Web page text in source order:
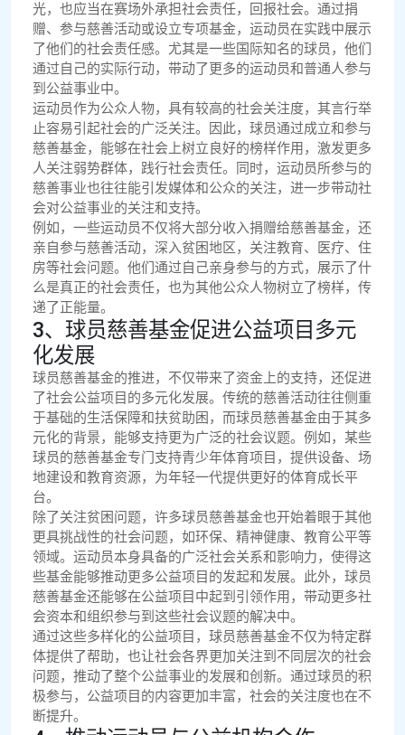
光，也应当在赛场外承担社会责任，回报社会。通过捐
赠、参与慈善活动或设立专项基金，运动员在实践中展示
了他们的社会责任感。尤其是一些国际知名的球员，他们
通过自己的实际行动，带动了更多的运动员和普通人参与
到公益事业中。
运动员作为公众人物，具有较高的社会关注度，其言行举
止容易引起社会的广泛关注。因此，球员通过成立和参与
慈善基金，能够在社会上树立良好的榜样作用，激发更多
人关注弱势群体，践行社会责任。同时，运动员所参与的
慈善事业也往往能引发媒体和公众的关注，进一步带动社
会对公益事业的关注和支持。
例如，一些运动员不仅将大部分收入捐赠给慈善基金，还
亲自参与慈善活动，深入贫困地区，关注教育、医疗、住
房等社会问题。他们通过自己亲身参与的方式，展示了什
么是真正的社会责任，也为其他公众人物树立了榜样，传
递了正能量。
3、球员慈善基金促进公益项目多元
化发展
球员慈善基金的推进，不仅带来了资金上的支持，还促进
了社会公益项目的多元化发展。传统的慈善活动往往侧重
于基础的生活保障和扶贫助困，而球员慈善基金由于其多
元化的背景，能够支持更为广泛的社会议题。例如，某些
球员的慈善基金专门支持青少年体育项目，提供设备、场
地建设和教育资源，为年轻一代提供更好的体育成长平
台。
除了关注贫困问题，许多球员慈善基金也开始着眼于其他
更具挑战性的社会问题，如环保、精神健康、教育公平等
领域。运动员本身具备的广泛社会关系和影响力，使得这
些基金能够推动更多公益项目的发起和发展。此外，球员
慈善基金还能够在公益项目中起到引领作用，带动更多社
会资本和组织参与到这些社会议题的解决中。
通过这些多样化的公益项目，球员慈善基金不仅为特定群
体提供了帮助，也让社会各界更加关注到不同层次的社会
问题，推动了整个公益事业的发展和创新。通过球员的积
极参与，公益项目的内容更加丰富，社会的关注度也在不
断提升。